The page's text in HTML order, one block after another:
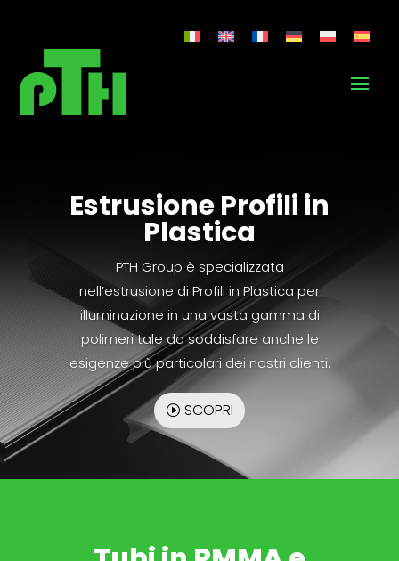
Estrusione Profili in
Plastica
PTH Group è specializzata
nell’estrusione di Profili in Plastica per
illuminazione in una vasta gamma di
polimeri tale da soddisfare anche le
esigenze più particolari dei nostri clienti.
SCOPRI